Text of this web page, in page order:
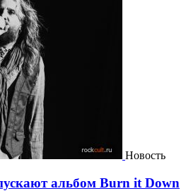
Новость
альбом Burn it Down